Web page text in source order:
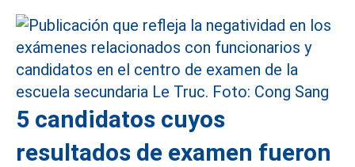
5 candidatos cuyos
resultados de examen fueron